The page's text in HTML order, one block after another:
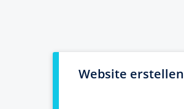
Website erstellen